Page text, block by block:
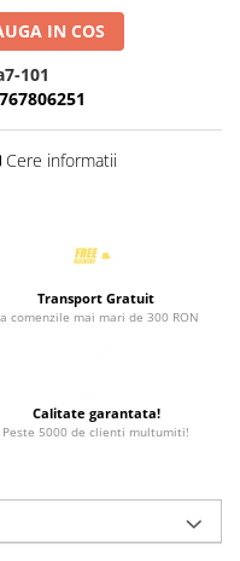
IN COS
101
Cere informatii
Transport Gratuit
comenzile mai mari de 300 RON
Calitate garantata!
Peste 5000 de clienti multumiti!